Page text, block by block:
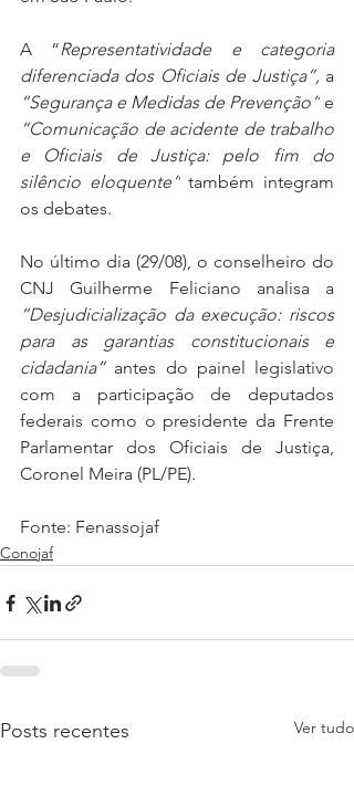
A “Representatividade e categoria
diferenciada dos Oficiais de Justiça”,
“Segurança e Medidas de Prevenção”
“Comunicação de acidente de trabalho
e Oficiais de Justiça: pelo fim do
silêncio eloquente” também integram
os debates.
No último dia (29/08), o conselheiro do
“Desjudicialização da execução: riscos
para as garantias constitucionais e
cidadania” antes do painel legislativo
com a participação de deputados
federais como o presidente da Frente
Parlamentar dos Oficiais de Justiça,
Coronel Meira (PL/PE).
Fonte: Fenassojaf
Conojaf
Posts recentes Ver tudo